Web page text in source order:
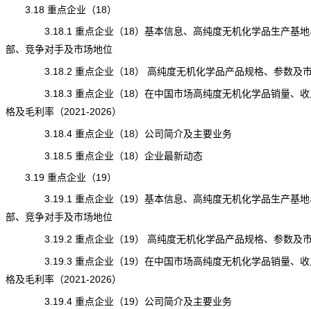
3.18 重点企业（18）
3.18.1 重点企业（18）基本信息、高纯度无机化学品生产基地
部、竞争对手及市场地位
3.18.2 重点企业（18） 高纯度无机化学品产品规格、参数及市
3.18.3 重点企业（18）在中国市场高纯度无机化学品销量、收
格及毛利率（2021-2026）
3.18.4 重点企业（18）公司简介及主要业务
3.18.5 重点企业（18）企业最新动态
3.19 重点企业（19）
3.19.1 重点企业（19）基本信息、高纯度无机化学品生产基地
部、竞争对手及市场地位
3.19.2 重点企业（19） 高纯度无机化学品产品规格、参数及市
3.19.3 重点企业（19）在中国市场高纯度无机化学品销量、收
格及毛利率（2021-2026）
3.19.4 重点企业（19）公司简介及主要业务